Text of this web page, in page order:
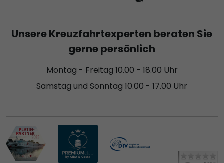
Unsere Kreuzfahrtexperten beraten Sie
gerne persönlich
Montag - Freitag 10.00 - 18.00 Uhr
Samstag und Sonntag 10.00 - 17.00 Uhr